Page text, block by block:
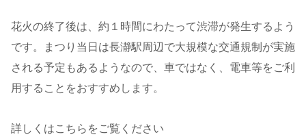
花火の終了後は、約１時間にわたって渋滞が発生するよう
です。まつり当日は長瀞駅周辺で大規模な交通規制が実施
される予定もあるようなので、車ではなく、電車等をご利
用することをおすすめします。
詳しくはこちらをご覧ください